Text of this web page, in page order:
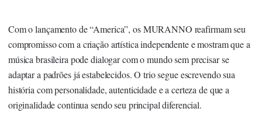
Com o lançamento de “America”, os MURANNO reafirmam seu
compromisso com a criação artística independente e mostram que a
música brasileira pode dialogar com o mundo sem precisar se
adaptar a padrões já estabelecidos. O trio segue escrevendo sua
história com personalidade, autenticidade e a certeza de que a
originalidade continua sendo seu principal diferencial.